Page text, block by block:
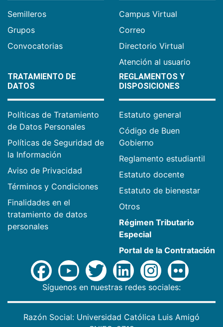
Semilleros
Grupos
Convocatorias
Campus Virtual
Correo
Directorio Virtual
Atención al usuario
TRATAMIENTO DE
DATOS
Políticas de Tratamiento
de Datos Personales
Políticas de Seguridad de
la Información
Aviso de Privacidad
Términos y Condiciones
Finalidades en el
tratamiento de datos
personales
REGLAMENTOS Y
DISPOSICIONES
Estatuto general
Código de Buen
Gobierno
Reglamento estudiantil
Estatuto docente
Estatuto de bienestar
Otros
Régimen Tributario
Especial
Portal de la Contratación
Síguenos en nuestras redes sociales:
Razón Social: Universidad Católica Luis Amigó